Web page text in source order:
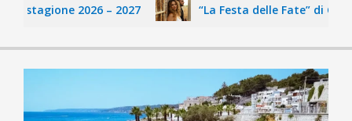
2026 – 2027 “La Festa delle Fate” di